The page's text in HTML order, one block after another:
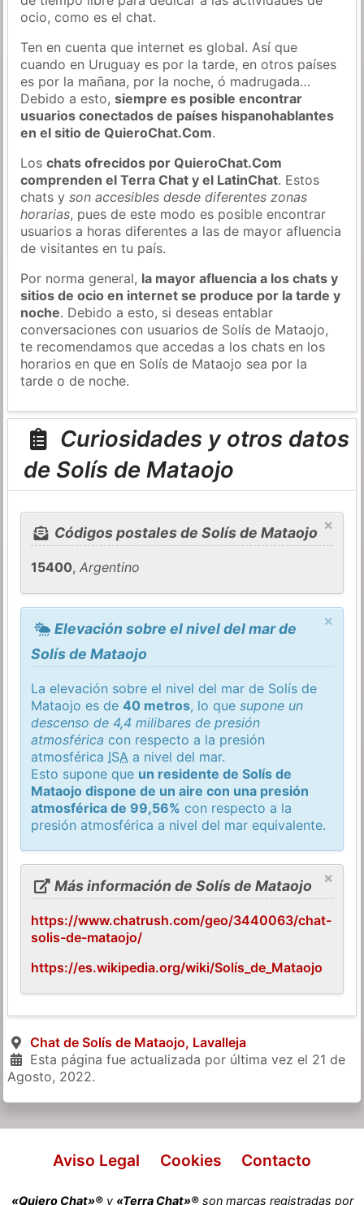
ocio, como es el chat.
Ten en cuenta que internet es global. Así que
cuando en Uruguay es por la tarde, en otros países
es por la mañana, por la noche, ó madrugada…
Debido a esto,siempre es posible encontrar
usuarios conectados de países hispanohablantes
en el sitio de QuieroChat.Com.
Loschats ofrecidos por QuieroChat.Com
comprenden el Terra Chat y el LatinChat. Estos
chats yson accesibles desde diferentes zonas
horarias, pues de este modo es posible encontrar
usuarios a horas diferentes a las de mayor afluencia
de visitantes en tu país.
Por norma general, la mayor afluencia a los chats y
sitios de ocio en internet se produce por la tarde y
noche. Debido a esto, si deseas entablar
conversaciones con usuarios de Solís de Mataojo,
te recomendamos que accedas a los chats en los
horarios en que en Solís de Mataojo sea por la
tarde o de noche.
Curiosidades y otros datos
de Solís de Mataojo
×
Códigos postales de Solís de Mataojo
15400,Argentino
×
Elevación sobre el nivel del mar de
Solís de Mataojo
La elevación sobre el nivel del mar de Solís de
Mataojo es de40 metros, lo quesupone un
descenso de 4,4 milibares de presión
atmosférica con respecto a la presión
atmosférica ISA a nivel del mar.
Esto supone que un residente de Solís de
Mataojo dispone de un aire con una presión
atmosférica de 99,56% con respecto a la
presión atmosférica a nivel del mar equivalente.
×
Más información de Solís de Mataojo
https://www.chatrush.com/geo/3440063/chat-
solis-de-mataojo/
https://es.wikipedia.org/wiki/Solís_de_Mataojo
Chat de Solís de Mataojo, Lavalleja
Esta página fue actualizada por última vez el 21 de
Agosto, 2022.
Aviso Legal Cookies Contacto
«Quiero Chat»®y «Terra Chat»®son marcas registradas por